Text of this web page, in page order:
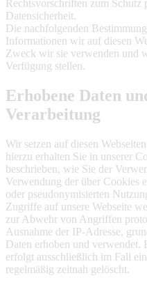
Rechtsvorschriften zum Schutz
Datensicherheit.
Die nachfolgenden
Informationen wir auf diesen
Zweck wir sie verwenden und
Verfügung stellen.
Erhobene Daten
Verarbeitung
Wir setzen auf diesen
hierzu erhalten Sie in unserer
beschrieben, wie Sie der
Verwendung der über Cookies
oder pseudonymisierten
Zugriffe auf unsere Webseite
zur Abwehr von Angriffen
Ausnahme der IP-Adresse,
Daten erhoben und
erfolgt ausschließlich im Fall
regelmäßig zeitnah gelöscht.